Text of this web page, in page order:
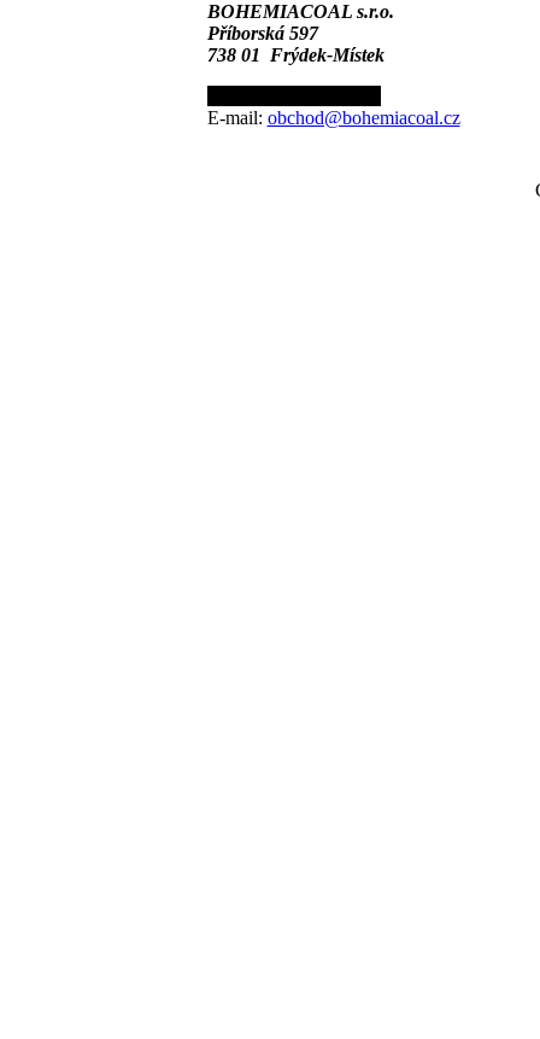
BOHEMIACOAL s.r.o.
Příborská 597
738 01 Frýdek-Místek
E-mail: obchod@bohemiacoal.cz